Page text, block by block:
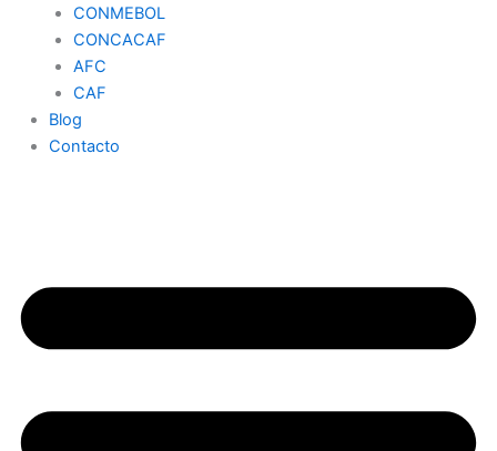
CONMEBOL
CONCACAF
AFC
CAF
Blog
Contacto